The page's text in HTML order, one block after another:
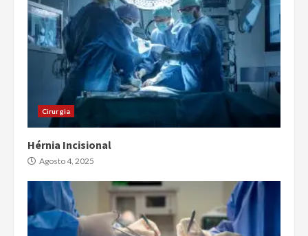
Cirurgia
Hérnia Incisional
Agosto 4, 2025